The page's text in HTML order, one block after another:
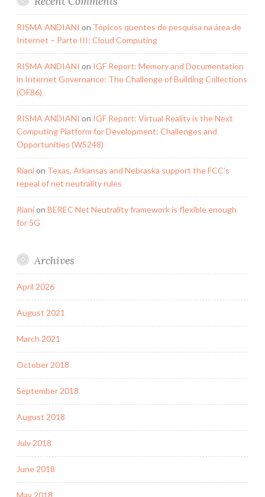
RISMA ANDIANI on Tópicos quentes de pesquisa na área de
Internet – Parte III: Cloud Computing
RISMA ANDIANI on IGF Report: Memory and Documentation
in Internet Governance: The Challenge of Building Collections
(OF86)
RISMA ANDIANI on IGF Report: Virtual Reality is the Next
Computing Platform for Development: Challenges and
Opportunities (WS248)
Rianion Texas, Arkansas and Nebraska support the FCC’s
repeal of net neutrality rules
Rianion BEREC Net Neutrality framework is flexible enough
for 5G
Archives
April 2026
August 2021
March 2021
October 2018
September 2018
August 2018
July 2018
June 2018